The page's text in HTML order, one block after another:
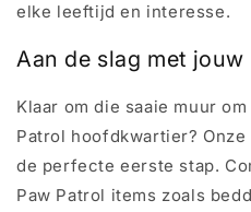
elke leeftijd en interesse.
Aan de slag met
Klaar om die saaie muur
Patrol hoofdkwartier? Onze
de perfecte eerste stap.
Paw Patrol items zoals